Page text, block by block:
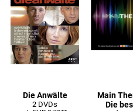
Die Anwälte
2 DVDs
Main
Die